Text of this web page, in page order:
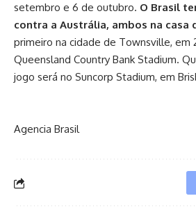
setembro e 6 de outubro. O Brasil
contra a Austrália, ambos na casa
primeiro na cidade de Townsville, em
Queensland Country Bank Stadium.
jogo será no Suncorp Stadium, em
Agencia Brasil